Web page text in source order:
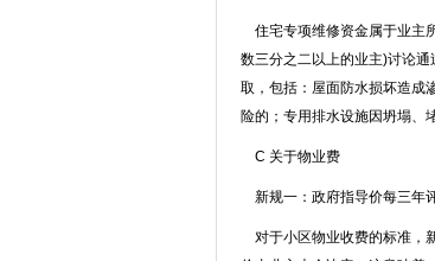
住宅专项维修资金属于业主
数三分之二以上的业主)讨论
取，包括：屋面防水损坏造成
险的；专用排水设施因坍塌、
C 关于物业费
新规一：政府指导价每三年
对于小区物业收费的标准，